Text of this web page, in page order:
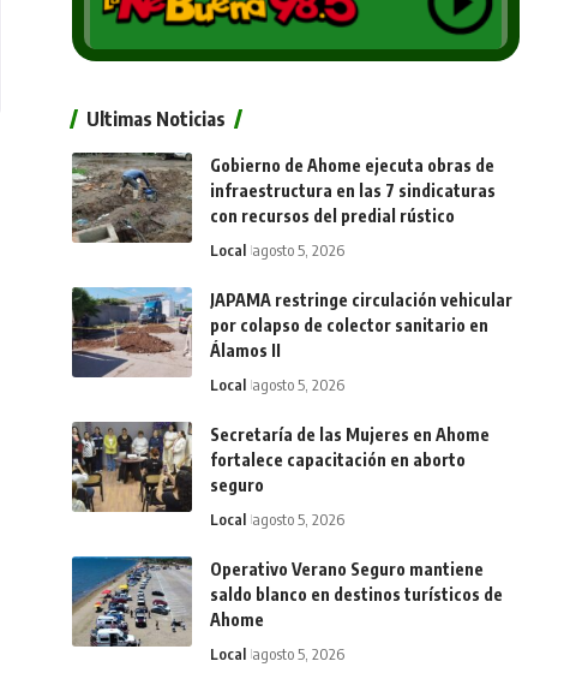
Ultimas Noticias
Gobierno de Ahome ejecuta obras de
infraestructura en las 7 sindicaturas
con recursos del predial rústico
Local agosto 5, 2026
JAPAMA restringe circulación vehicular
por colapso de colector sanitario en
Álamos II
Local agosto 5, 2026
Secretaría de las Mujeres en Ahome
fortalece capacitación en aborto
seguro
Local agosto 5, 2026
Operativo Verano Seguro mantiene
saldo blanco en destinos turísticos de
Ahome
Local agosto 5, 2026